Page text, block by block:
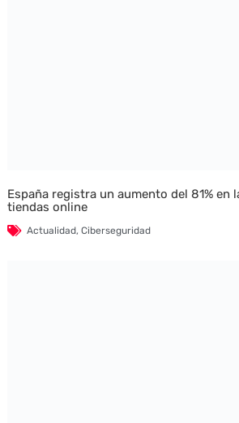
España registra un aumento del 81% en
tiendas online
Actualidad, Ciberseguridad